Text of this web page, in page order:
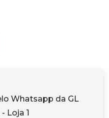
Whatsapp da GL
Loja 1